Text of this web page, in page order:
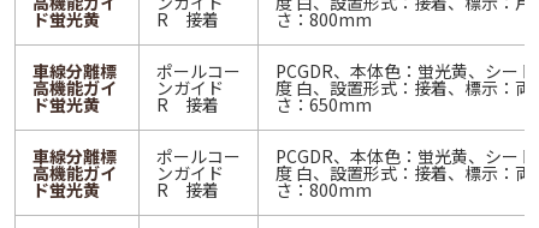
ド蛍光黄 R 接着 さ：800mm
車線分離標
高機能ガイ
ド蛍光黄
ポールコー
ンガイド
R 接着
PCGDR、本体色：蛍光黄、シー
度 白、設置形式：接着、標示：両
さ：650mm
車線分離標
高機能ガイ
ド蛍光黄
ポールコー
ンガイド
R 接着
PCGDR、本体色：蛍光黄、シー
度 白、設置形式：接着、標示：両
さ：800mm